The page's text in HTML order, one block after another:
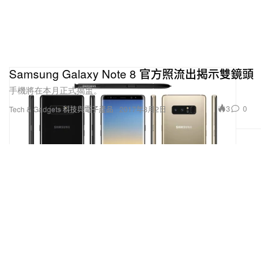
Tech & Gadgets 科技與電子產品
Samsung Galaxy Note 8 官方照流出揭示雙鏡頭
手機將在本月正式揭盅。
2017年8月2日 3 0